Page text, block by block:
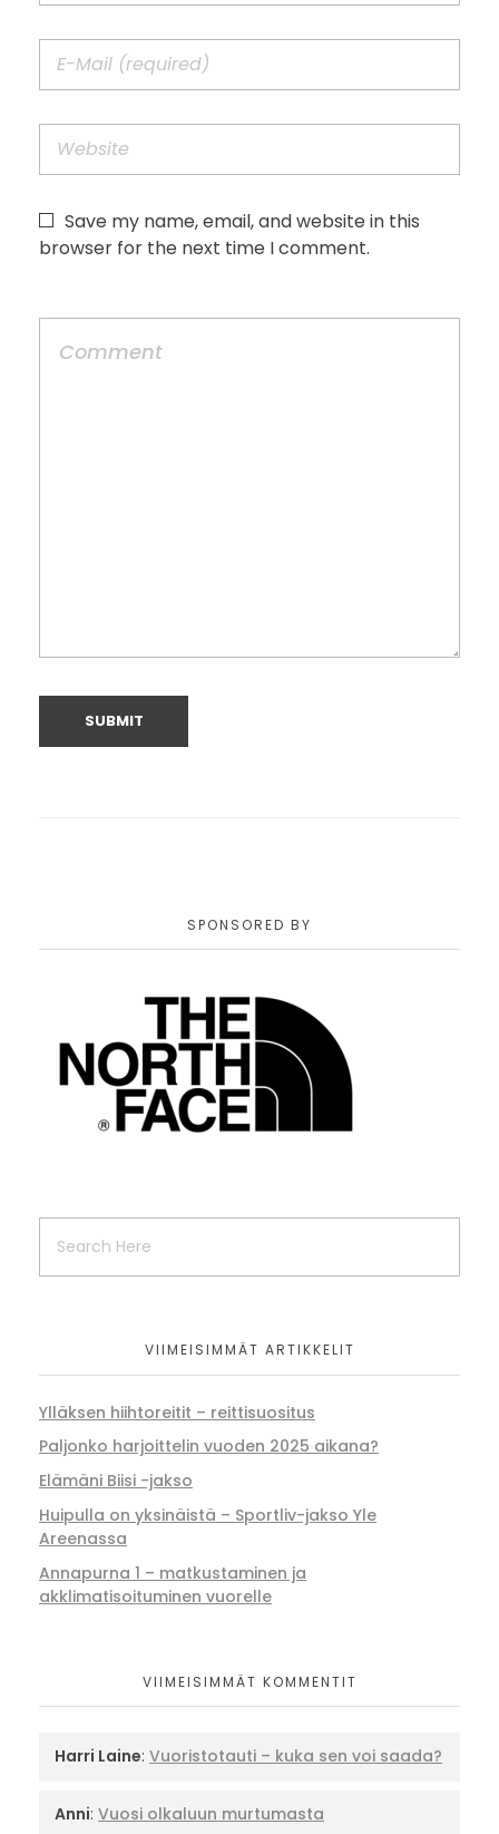
Save my name, email, and website in this
browser for the next time I comment.
SPONSORED BY
VIIMEISIMMÄT ARTIKKELIT
Ylläksen hiihtoreitit – reittisuositus
Paljonko harjoittelin vuoden 2025 aikana?
Elämäni Biisi -jakso
Huipulla on yksinäistä – Sportliv-jakso Yle
Areenassa
Annapurna 1 – matkustaminen ja
akklimatisoituminen vuorelle
VIIMEISIMMÄT KOMMENTIT
Harri Laine: Vuoristotauti – kuka sen voi saada?
Anni: Vuosi olkaluun murtumasta